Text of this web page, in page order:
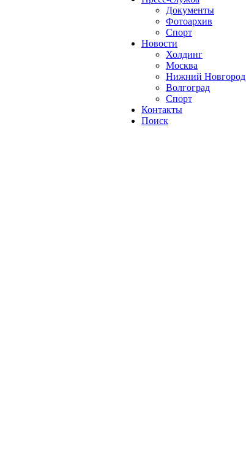
Документы
Фотоархив
Спорт
Новости
Холдинг
Москва
Нижний Новгород
Волгоград
Спорт
Контакты
Поиск